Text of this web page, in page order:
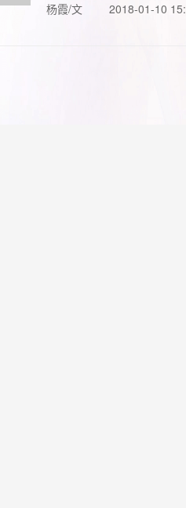
杨霞/文
2018-01-10